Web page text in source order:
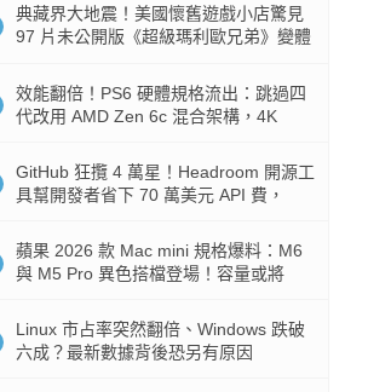
典藏界大地震！美國懷舊遊戲小店驚見
97 片未公開版《超級瑪利歐兄弟》變體
效能翻倍！PS6 硬體規格流出：跳過四
代改用 AMD Zen 6c 混合架構，4K
GitHub 狂攬 4 萬星！Headroom 開源工
具幫開發者省下 70 萬美元 API 費，
蘋果 2026 款 Mac mini 規格爆料：M6
與 M5 Pro 異色搭檔登場！容量或將
Linux 市占率突然翻倍、Windows 跌破
六成？最新數據背後恐另有原因